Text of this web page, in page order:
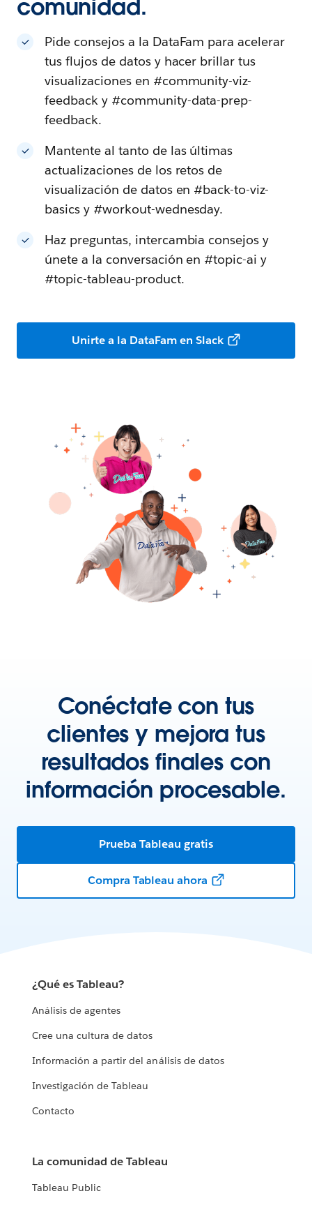
comunidad.
Pide consejos a la DataFam para acelerar
tus flujos de datos y hacer brillar tus
visualizaciones en #community-viz-
feedback y #community-data-prep-
feedback.
Mantente al tanto de las últimas
actualizaciones de los retos de
visualización de datos en #back-to-viz-
basics y #workout-wednesday.
Haz preguntas, intercambia consejos y
únete a la conversación en #topic-ai y
#topic-tableau-product.
Unirte a la DataFam en Slack
Conéctate con tus
clientes y mejora tus
resultados finales con
información procesable.
Prueba Tableau gratis
Compra Tableau ahora
¿Qué es Tableau?
Análisis de agentes
Cree una cultura de datos
Información a partir del análisis de datos
Investigación de Tableau
Contacto
La comunidad de Tableau
Tableau Public